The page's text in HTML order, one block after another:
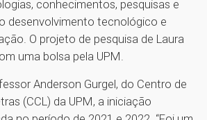
conhecimentos, pesquisas e
desenvolvimento tecnológico e
O projeto de pesquisa de Laura
uma bolsa pela UPM.
Anderson Gurgel, do Centro de
(CCL) da UPM, a iniciação